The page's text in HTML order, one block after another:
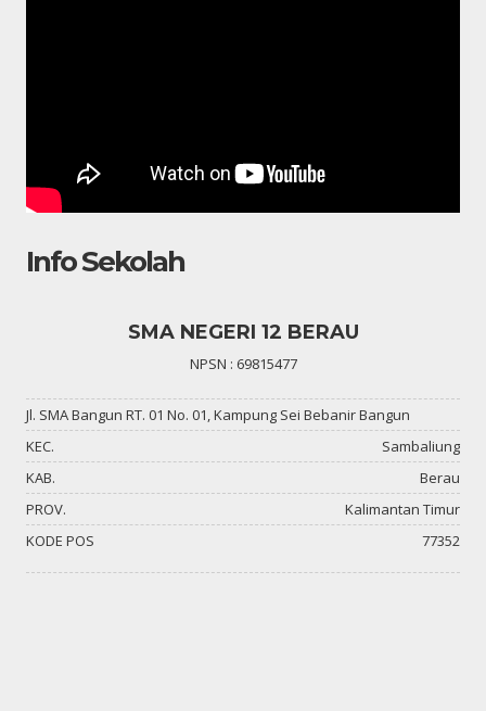
Info Sekolah
SMA NEGERI 12 BERAU
NPSN : 69815477
Jl. SMA Bangun RT. 01 No. 01, Kampung Sei Bebanir Bangun
KEC.
Sambaliung
KAB.
Berau
PROV.
Kalimantan Timur
KODE POS
77352